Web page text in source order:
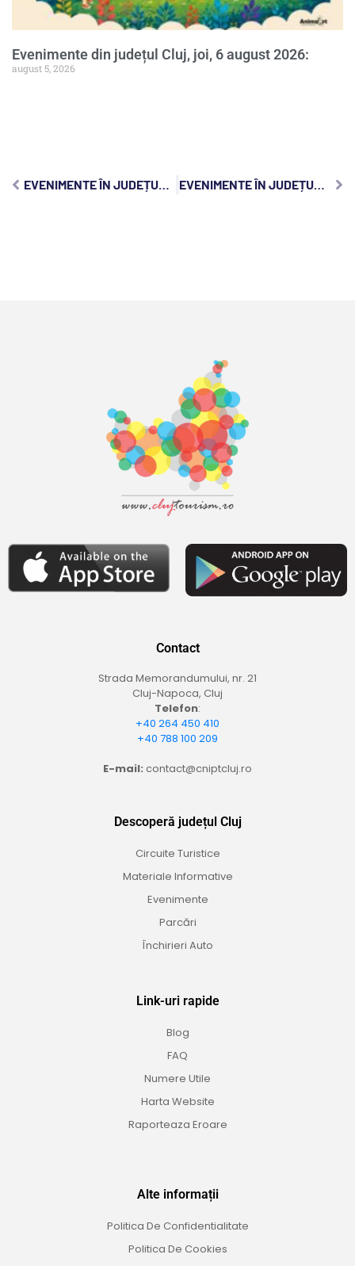
Evenimente din județul Cluj, joi, 6 august 2026:
august 5, 2026
Contact
Strada Memorandumului, nr. 21
Cluj-Napoca, Cluj
Telefon:
+40 264 450 410
+40 788 100 209
E-mail: contact@cniptcluj.ro
Descoperă județul Cluj
Circuite Turistice
Materiale Informative
Evenimente
Parcări
Închirieri Auto
Link-uri rapide
Blog
FAQ
Numere Utile
Harta Website
Raporteaza Eroare
Alte informații
Politica De Confidentialitate
Politica De Cookies